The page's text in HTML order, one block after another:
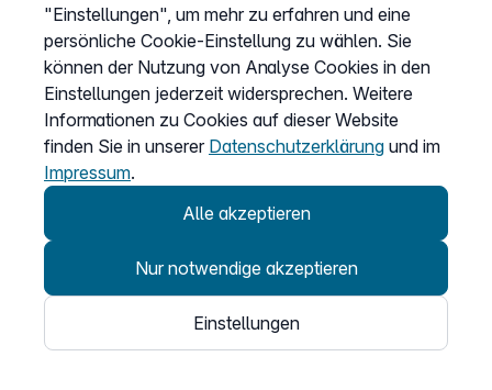
Service
Hilfecenter
Wissen
Kündigung
© 2026
Easybell - eine Marke der Dstny-Gruppe
"Einstellungen", um mehr zu erfahren und eine
persönliche Cookie-Einstellung zu wählen. Sie
können der Nutzung von Analyse Cookies in den
Einstellungen jederzeit widersprechen. Weitere
Informationen zu Cookies auf dieser Website
finden Sie in unserer Datenschutzerklärung und im
Impressum.
Alle akzeptieren
Nur notwendige akzeptieren
Einstellungen